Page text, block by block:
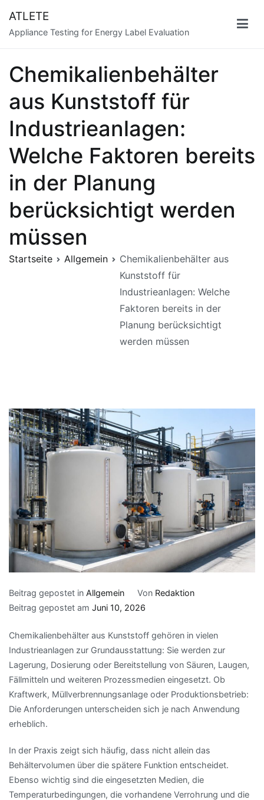
Inhalt
springen
ATLETE
Appliance Testing for Energy Label Evaluation
Chemikalienbehälter
aus Kunststoff für
Industrieanlagen:
Welche Faktoren bereits
in der Planung
berücksichtigt werden
müssen
Startseite Allgemein
Chemikalienbehälter aus
Kunststoff für
Industrieanlagen: Welche
Faktoren bereits in der
Planung berücksichtigt
werden müssen
Beitrag gepostet in Allgemein Von Redaktion
Beitrag gepostet am Juni 10, 2026
Chemikalienbehälter aus Kunststoff gehören in vielen
Industrieanlagen zur Grundausstattung: Sie werden zur
Lagerung, Dosierung oder Bereitstellung von Säuren, Laugen,
Fällmitteln und weiteren Prozessmedien eingesetzt. Ob
Kraftwerk, Müllverbrennungsanlage oder Produktionsbetrieb:
Die Anforderungen unterscheiden sich je nach Anwendung
erheblich.
In der Praxis zeigt sich häufig, dass nicht allein das
Behältervolumen über die spätere Funktion entscheidet.
Ebenso wichtig sind die eingesetzten Medien, die
Temperaturbedingungen, die vorhandene Verrohrung und die